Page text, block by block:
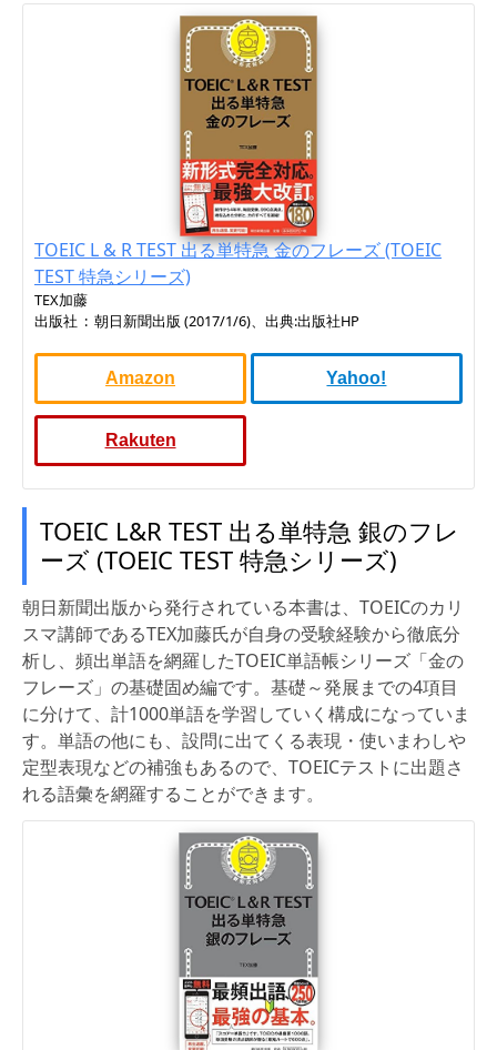
TOEIC L & R TEST 出る単特急 金のフレーズ (TOEIC
TEST 特急シリーズ)
TEX加藤
出版社 ‏ : ‎ 朝日新聞出版 (2017/1/6)、出典:出版社HP
Amazon Yahoo!
Rakuten
TOEIC L&R TEST 出る単特急 銀のフレ
ーズ (TOEIC TEST 特急シリーズ)
朝日新聞出版から発行されている本書は、TOEICのカリ
スマ講師であるTEX加藤氏が自身の受験経験から徹底分
析し、頻出単語を網羅したTOEIC単語帳シリーズ「金の
フレーズ」の基礎固め編です。基礎～発展までの4項目
に分けて、計1000単語を学習していく構成になっていま
す。単語の他にも、設問に出てくる表現・使いまわしや
定型表現などの補強もあるので、TOEICテストに出題さ
れる語彙を網羅することができます。